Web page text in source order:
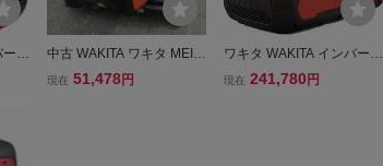
ータ
災
供
中古 WAKITA ワキタ MEIH
O 1.6kVA インバーター発
現在 51,478円
ワキタ WAKITA インバータ
ー式ガソリン発電機 HPG2
現在 241,780 円